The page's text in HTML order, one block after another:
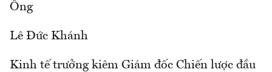
Ông
Lê Đức Khánh
Kinh tế trưởng kiêm Giám đốc Chiến lược đầu